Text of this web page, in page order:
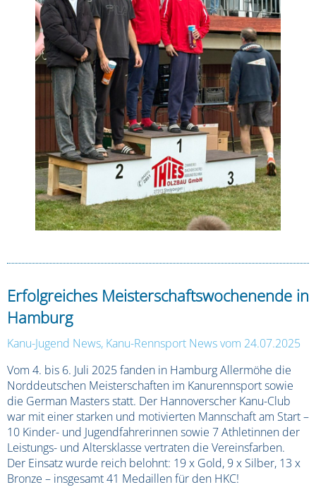
Erfolgreiches Meisterschaftswochenende in
Hamburg
Kanu-Jugend News, Kanu-Rennsport Newsvom 24.07.2025
Vom 4. bis 6. Juli 2025 fanden in Hamburg Allermöhe die
Norddeutschen Meisterschaften im Kanurennsport sowie
die German Masters statt. Der Hannoverscher Kanu-Club
war mit einer starken und motivierten Mannschaft am Start –
10 Kinder- und Jugendfahrerinnen sowie 7 Athletinnen der
Leistungs- und Altersklasse vertraten die Vereinsfarben.
Der Einsatz wurde reich belohnt: 19 x Gold, 9 x Silber, 13 x
Bronze – insgesamt 41 Medaillen für den HKC!